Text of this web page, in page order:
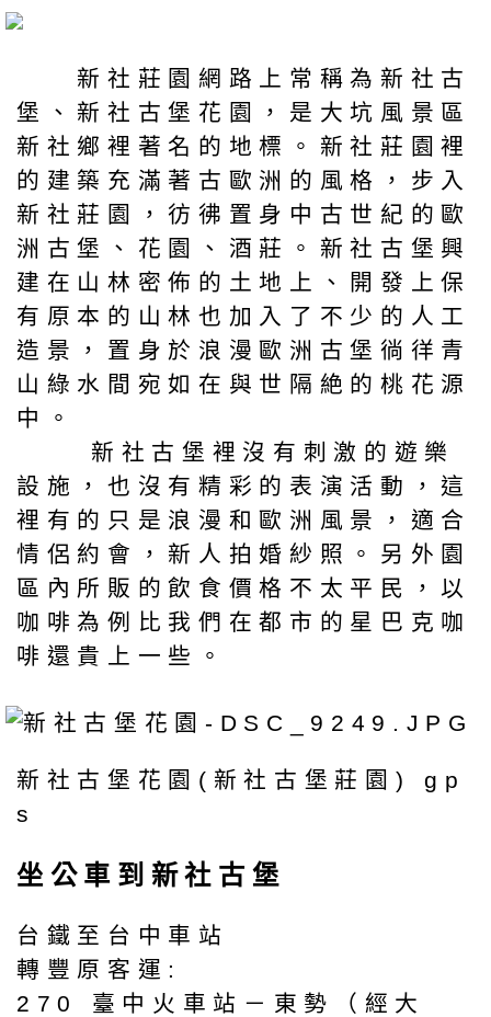
新社莊園網路上常稱為新社古
堡、新社古堡花園，是大坑風景區
新社鄉裡著名的地標。新社莊園裡
的建築充滿著古歐洲的風格，步入
新社莊園，彷彿置身中古世紀的歐
洲古堡、花園、酒莊。新社古堡興
建在山林密佈的土地上、開發上保
有原本的山林也加入了不少的人工
造景，置身於浪漫歐洲古堡徜徉青
山綠水間宛如在與世隔絶的桃花源
中。
新社古堡裡沒有刺激的遊樂
設施，也沒有精彩的表演活動，這
裡有的只是浪漫和歐洲風景，適合
情侶約會，新人拍婚紗照。另外園
區內所販的飲食價格不太平民，以
咖啡為例比我們在都市的星巴克咖
啡還貴上一些。
新社古堡花園(新社古堡莊園) gp
s
坐公車到新社古堡
台鐵至台中車站
轉豐原客運:
270 臺中火車站－東勢（經大